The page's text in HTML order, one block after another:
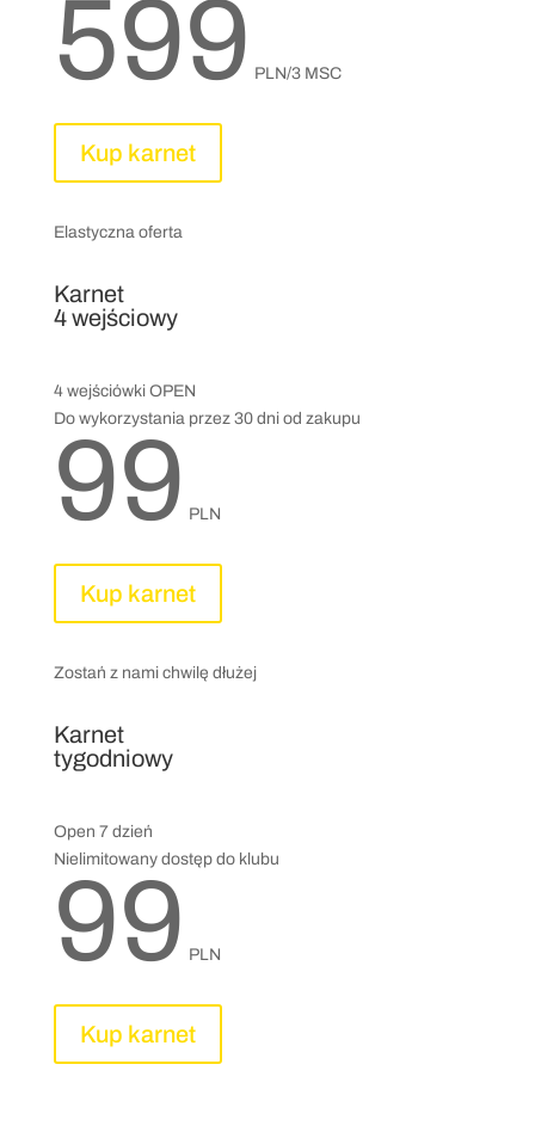
599 PLN/3 MSC
Kup karnet
Elastyczna oferta
Karnet
4 wejściowy
4 wejściówki OPEN
Do wykorzystania przez 30 dni od zakupu
99 PLN
Kup karnet
Zostań z nami chwilę dłużej
Karnet
tygodniowy
Open 7 dzień
Nielimitowany dostęp do klubu
99 PLN
Kup karnet